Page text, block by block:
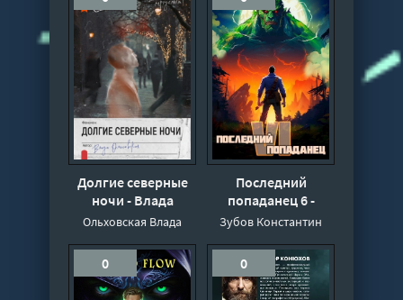
Долгие северные
ночи - Влада
Ольховская
Ольховская Влада
Последний
попаданец 6 -
Константин Зубов
Зубов Константин
0 0